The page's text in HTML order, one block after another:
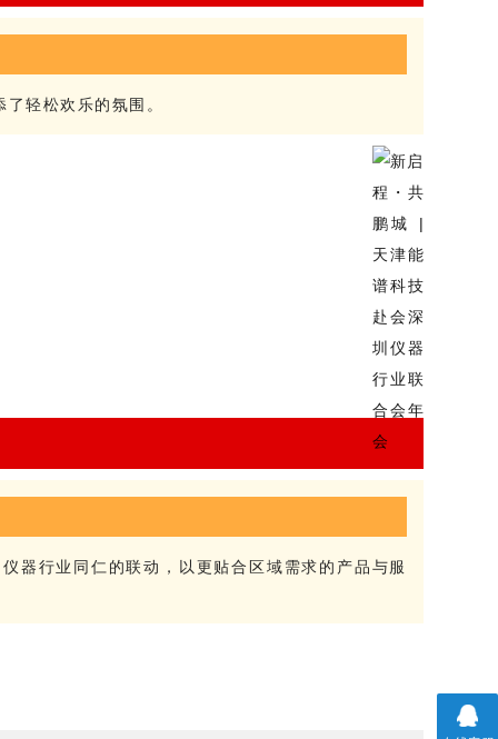
轻松欢乐的氛围。
器行业同仁的联动，以更贴合区域需求的产品与服